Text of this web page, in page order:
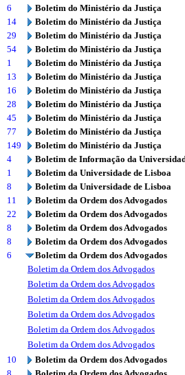
6
Boletim do Ministério da Justiça
14
Boletim do Ministério da Justiça
29
Boletim do Ministério da Justiça
54
Boletim do Ministério da Justiça
1
Boletim do Ministério da Justiça
13
Boletim do Ministério da Justiça
16
Boletim do Ministério da Justiça
28
Boletim do Ministério da Justiça
45
Boletim do Ministério da Justiça
77
Boletim do Ministério da Justiça
149
Boletim do Ministério da Justiça
4
Boletim de Informação da
1
Boletim da Universidade de Lisboa
8
Boletim da Universidade de Lisboa
11
Boletim da Ordem dos Advogados
22
Boletim da Ordem dos Advogados
8
Boletim da Ordem dos Advogados
8
Boletim da Ordem dos Advogados
6
Boletim da Ordem dos Advogados
Boletim da Ordem dos Advogados
Boletim da Ordem dos Advogados
Boletim da Ordem dos Advogados
Boletim da Ordem dos Advogados
Boletim da Ordem dos Advogados
Boletim da Ordem dos Advogados
10
Boletim da Ordem dos Advogados